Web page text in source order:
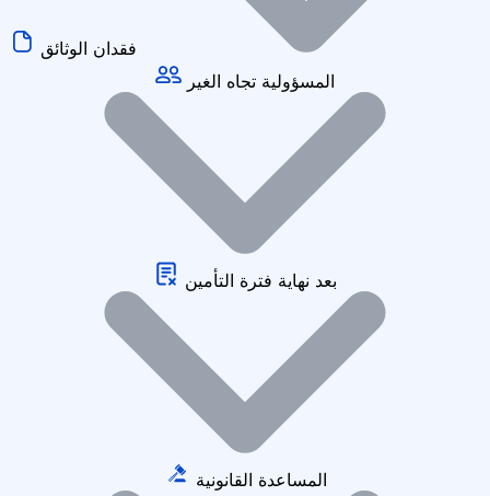
المسؤولية تجاه الغير
بعد نهاية فترة التأمين
المساعدة القانونية